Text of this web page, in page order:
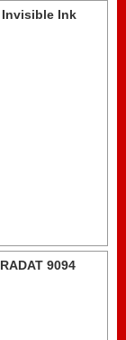
Invisible Ink
9094